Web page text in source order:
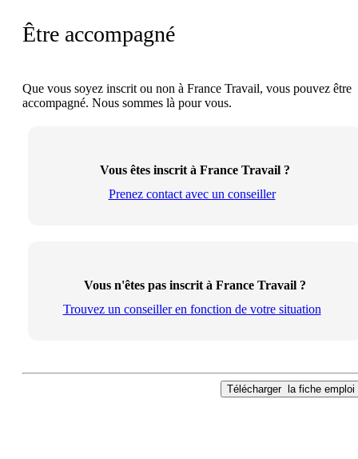
Être accompagné
Que vous soyez inscrit ou non à France Travail, vous pouvez être
accompagné. Nous sommes là pour vous.
Vous êtes inscrit à France Travail ?
Prenez contact avec un conseiller
Vous n'êtes pas inscrit à France Travail ?
Trouvez un conseiller en fonction de votre situation
Télécharger la fiche emploi